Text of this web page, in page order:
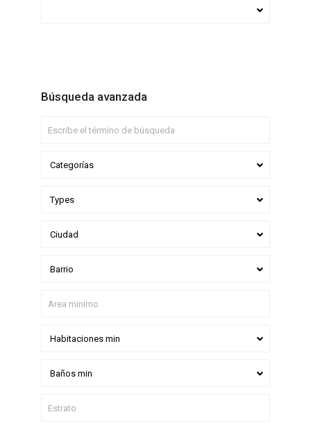
Búsqueda avanzada
Categorías
Types
Ciudad
Barrio
Habitaciones min
Baños min